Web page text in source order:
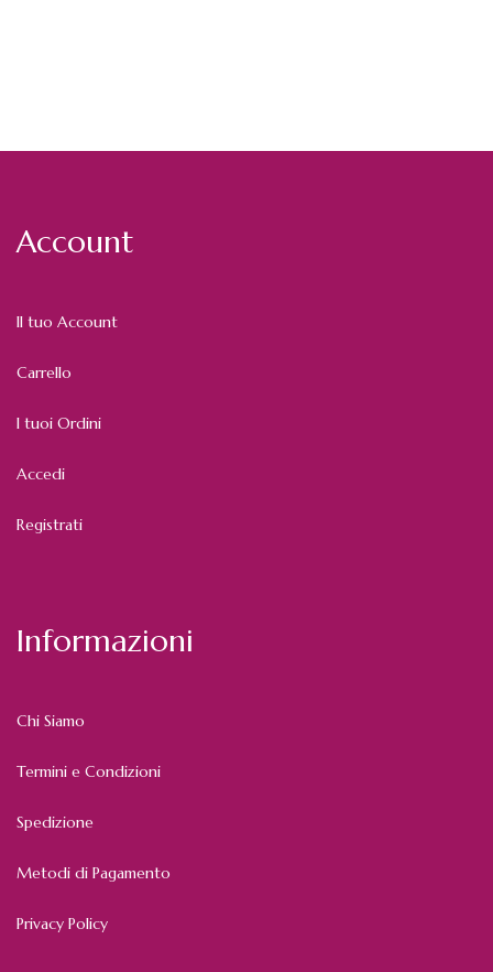
Account
Il tuo Account
Carrello
I tuoi Ordini
Accedi
Registrati
Informazioni
Chi Siamo
Termini e Condizioni
Spedizione
Metodi di Pagamento
Privacy Policy